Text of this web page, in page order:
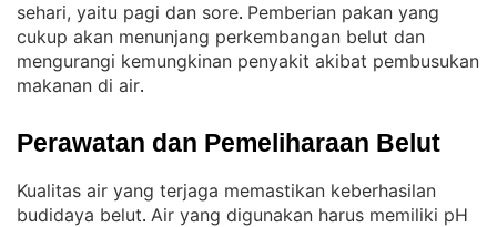
sehari, yaitu pagi dan sore. Pemberian pakan yang
cukup akan menunjang perkembangan belut dan
mengurangi kemungkinan penyakit akibat pembusukan
makanan di air.
Perawatan dan Pemeliharaan Belut
Kualitas air yang terjaga memastikan keberhasilan
budidaya belut. Air yang digunakan harus memiliki pH